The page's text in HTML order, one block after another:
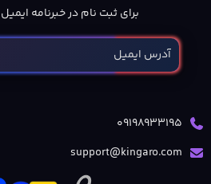
برای ثبت نام در خبرنامه
09198933195
support@kingaro.com